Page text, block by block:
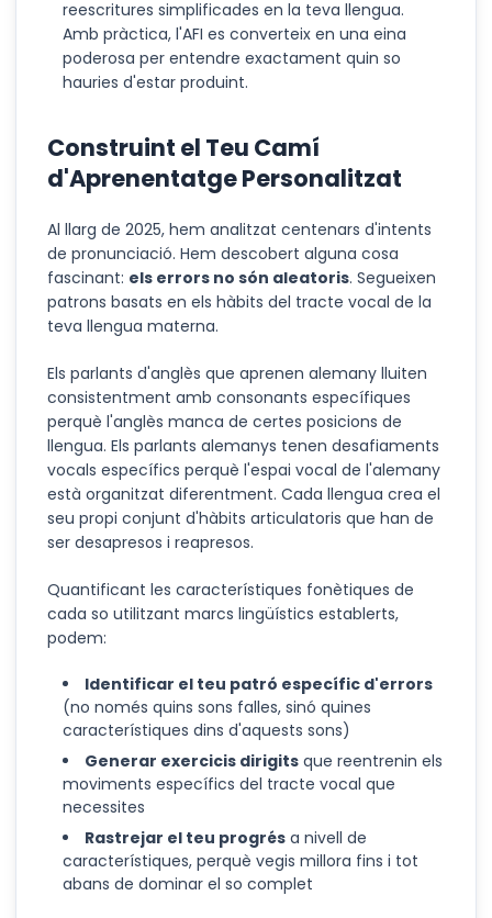
reescritures simplificades en la teva llengua.
Amb pràctica, l'AFI es converteix en una eina
poderosa per entendre exactament quin so
hauries d'estar produint.
Construint el Teu Camí
d'Aprenentatge Personalitzat
Al llarg de 2025, hem analitzat centenars d'intents
de pronunciació. Hem descobert alguna cosa
fascinant: els errors no són aleatoris. Segueixen
patrons basats en els hàbits del tracte vocal de la
teva llengua materna.
Els parlants d'anglès que aprenen alemany lluiten
consistentment amb consonants específiques
perquè l'anglès manca de certes posicions de
llengua. Els parlants alemanys tenen desafiaments
vocals específics perquè l'espai vocal de l'alemany
està organitzat diferentment. Cada llengua crea el
seu propi conjunt d'hàbits articulatoris que han de
ser desapresos i reapresos.
Quantificant les característiques fonètiques de
cada so utilitzant marcs lingüístics establerts,
podem:
Identificar el teu patró específic d'errors
(no només quins sons falles, sinó quines
característiques dins d'aquests sons)
Generar exercicis dirigits que reentrenin els
moviments específics del tracte vocal que
necessites
Rastrejar el teu progrés a nivell de
característiques, perquè vegis millora fins i tot
abans de dominar el so complet